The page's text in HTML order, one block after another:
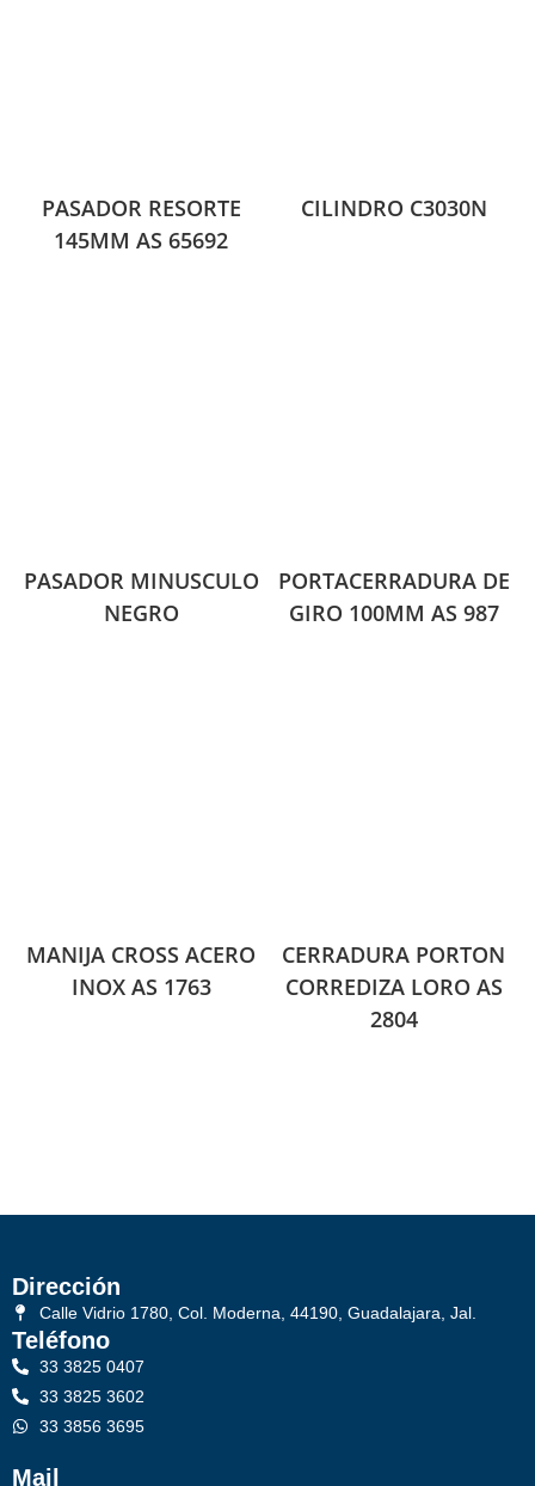
PASADOR RESORTE
145MM AS 65692
CILINDRO C3030N
PASADOR MINUSCULO
NEGRO
PORTACERRADURA DE
GIRO 100MM AS 987
MANIJA CROSS ACERO
INOX AS 1763
CERRADURA PORTON
CORREDIZA LORO AS
2804
Dirección
Calle Vidrio 1780, Col. Moderna, 44190, Guadalajara, Jal.
Teléfono
33 3825 0407
33 3825 3602
33 3856 3695
Mail